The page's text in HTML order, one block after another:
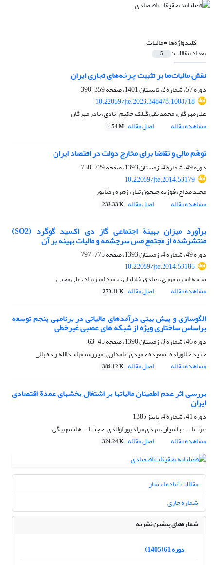
کلیدواژه‌ها =مالیات
تعداد مقالات: 5
نقش مالیات‌ها بر تثبیت چرخه‌های تجاری ایران
دوره 57، شماره 2، تابستان 1401، صفحه
359-390
10.22059/jte.2023.348478.1008718
علی مهرگان، محمد تقی گیلک حکیم آبادی، نادر مهرگان
مشاهده مقاله
اصل مقاله 1.54 M
توهّم مالی و تقاضا برای مخارج دولت در اقتصاد ایران
دوره 49، شماره 4، زمستان 1393، صفحه
729-750
10.22059/jte.2014.53179
مجید مداح، فوزیه جیحون تبار، زهره رضاپور
مشاهده مقاله
اصل مقاله 232.33 K
برآورد میزان بهینة اجتماعی گاز دی اکسید گوگرد (SO2)
منتشر‌شده از مجتمع مس سرچشمه و مالیات بهینه بر آن
دوره 49، شماره 4، زمستان 1393، صفحه
775-797
10.22059/jte.2014.53185
سمیه امیرتیموری، صادق خلیلیان، حمید امیرنژاد، علی محبی
مشاهده مقاله
اصل مقاله 270.11 K
الگوسازی و پیش بینی درآمدهای مالیاتی در برنامه‎ی پنجم توسعه
براساس ساختاری ویژه از شبکه های عصبی غیرخطی
دوره 46، شماره 3، زمستان 1390، صفحه
45-63
حمید خالوزاده، سعیده حمیدی علمداری، میررستم اسدالله زاده بالی
مشاهده مقاله
اصل مقاله 389.12 K
بررسی اثر عدم اطمینان مالیاتها بر اشتغال بخشهای عمدة اقتصادی
ایران
دوره 41، شماره 4، پاییز 1385
عزت ا... عباسیان، مهدی مرادپور اولادی، حجت ا... هاشم بیگی
مشاهده مقاله
اصل مقاله 324.24 K
مقالات آماده انتشار
شماره جاری
شماره‌های پیشین نشریه
دوره 61 (1405)